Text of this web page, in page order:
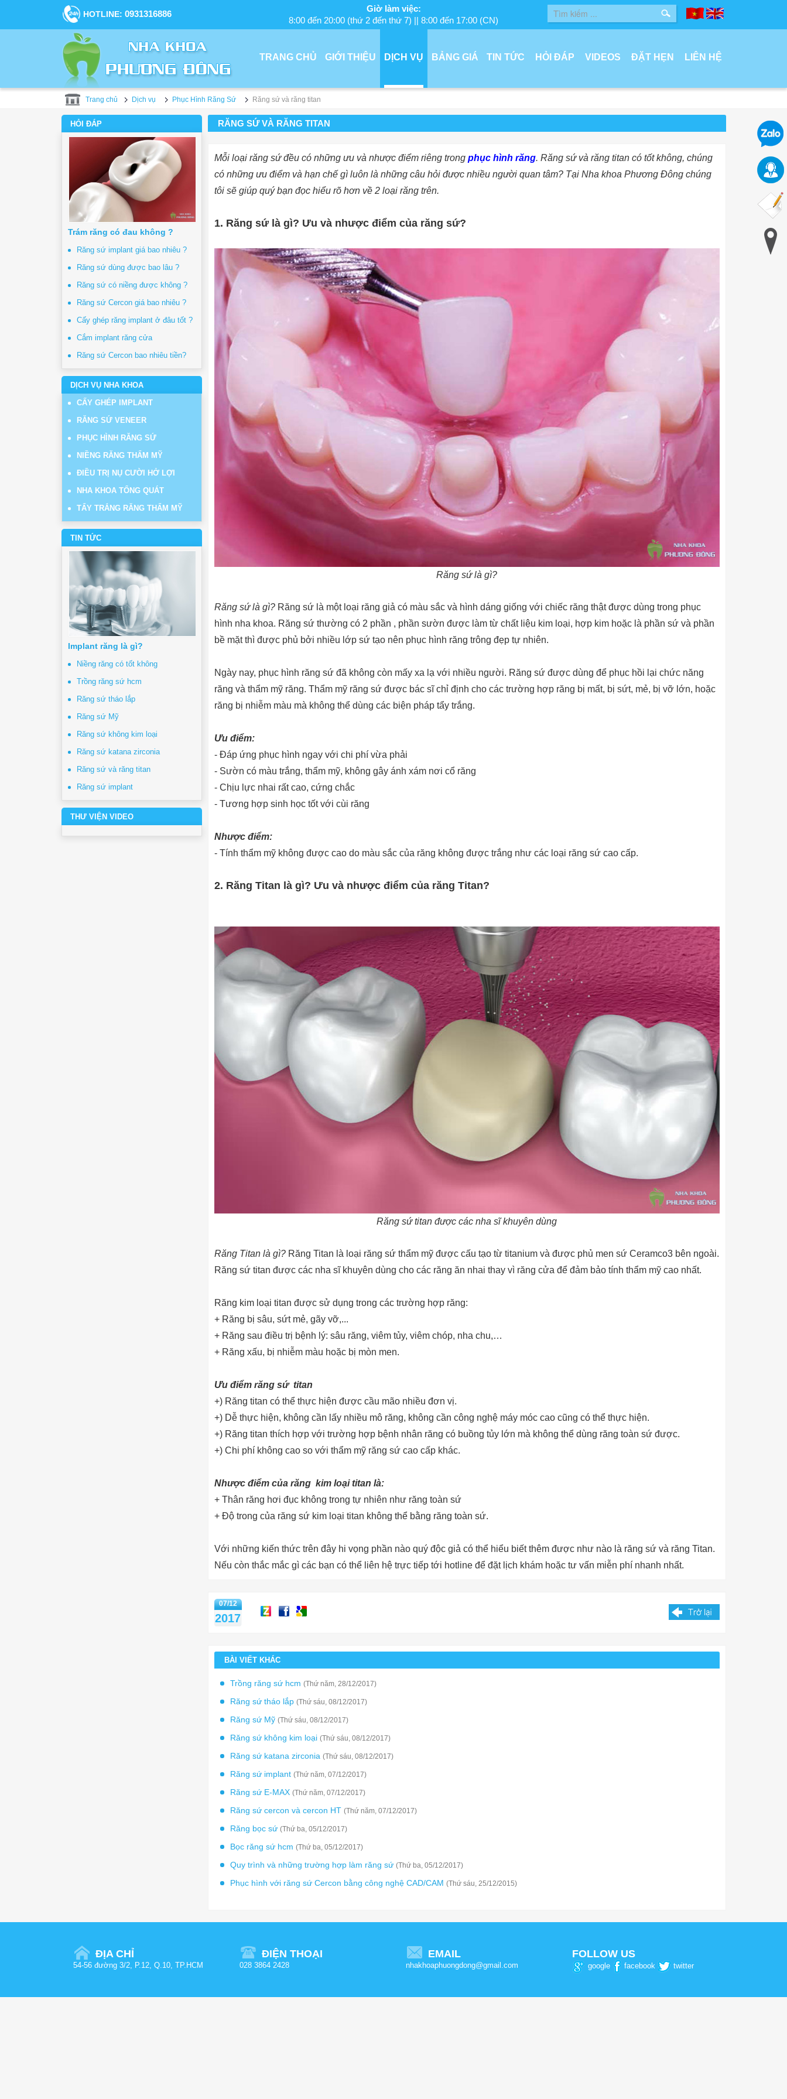
HOTLINE: 0931316886
Giờ làm việc:
8:00 đến 20:00 (thứ 2 đến thứ 7) || 8:00 đến 17:00 (CN)
TRANG CHỦ GIỚI THIỆU DỊCH VỤ BẢNG GIÁ TIN TỨC HỎI ĐÁP VIDEOS ĐẶT HẸN LIÊN HỆ
Trang chủ Dịch vụ Phục Hình Răng Sứ Răng sứ và răng titan
HỎI ĐÁP
Trám răng có đau không ?
Răng sứ implant giá bao nhiêu ?
Răng sứ dùng được bao lâu ?
Răng sứ có niềng được không ?
Răng sứ Cercon giá bao nhiêu ?
Cấy ghép răng implant ở đâu tốt ?
Cắm implant răng cửa
Răng sứ Cercon bao nhiêu tiền?
DỊCH VỤ NHA KHOA
CẤY GHÉP IMPLANT
RĂNG SỨ VENEER
PHỤC HÌNH RĂNG SỨ
NIỀNG RĂNG THẨM MỸ
ĐIỀU TRỊ NỤ CƯỜI HỞ LỢI
NHA KHOA TỔNG QUÁT
TẨY TRẮNG RĂNG THẨM MỸ
TIN TỨC
Implant răng là gì?
Niềng răng có tốt không
Trồng răng sứ hcm
Răng sứ tháo lắp
Răng sứ Mỹ
Răng sứ không kim loại
Răng sứ katana zirconia
Răng sứ và răng titan
Răng sứ implant
THƯ VIỆN VIDEO
RĂNG SỨ VÀ RĂNG TITAN
Mỗi loại răng sứ đều có những ưu và nhược điểm riêng trong phục hình răng. Răng sứ và răng titan có tốt không, chúng
có những ưu điểm và hạn chế gì luôn là những câu hỏi được nhiều người quan tâm? Tại Nha khoa Phương Đông chúng
tôi sẽ giúp quý bạn đọc hiểu rõ hơn về 2 loại răng trên.
1. Răng sứ là gì? Ưu và nhược điểm của răng sứ?
Răng sứ là gì?
Răng sứ là gì?Răng sứ là một loại răng giả có màu sắc và hình dáng giống với chiếc răng thật được dùng trong phục
hình nha khoa. Răng sứ thường có 2 phần , phần sườn được làm từ chất liệu kim loại, hợp kim hoặc là phần sứ và phần
bề mặt thì được phủ bởi nhiều lớp sứ tạo nên phục hình răng trông đẹp tự nhiên.
Ngày nay, phục hình răng sứ đã không còn mấy xa lạ với nhiều người. Răng sứ được dùng để phục hồi lại chức năng
răng và thẩm mỹ răng. Thẩm mỹ răng sứ được bác sĩ chỉ định cho các trường hợp răng bị mất, bị sứt, mẻ, bị vỡ lớn, hoặc
răng bị nhiễm màu mà không thể dùng các biện pháp tẩy trắng.
Ưu điểm:
- Đáp ứng phục hình ngay với chi phí vừa phải
- Sườn có màu trắng, thẩm mỹ, không gây ánh xám nơi cổ răng
- Chịu lực nhai rất cao, cứng chắc
- Tương hợp sinh học tốt với cùi răng
Nhược điểm:
- Tính thẩm mỹ không được cao do màu sắc của răng không được trắng như các loại răng sứ cao cấp.
2. Răng Titan là gì? Ưu và nhược điểm của răng Titan?
Răng sứ titan được các nha sĩ khuyên dùng
Răng Titan là gì?Răng Titan là loại răng sứ thẩm mỹ được cấu tạo từ titanium và được phủ men sứ Ceramco3 bên ngoài.
Răng sứ titan được các nha sĩ khuyên dùng cho các răng ăn nhai thay vì răng cửa để đảm bảo tính thẩm mỹ cao nhất.
Răng kim loại titan được sử dụng trong các trường hợp răng:
+ Răng bị sâu, sứt mẻ, gãy vỡ,...
+ Răng sau điều trị bệnh lý: sâu răng, viêm tủy, viêm chóp, nha chu,…
+ Răng xấu, bị nhiễm màu hoặc bị mòn men.
Ưu điểm răng sứ titan
+) Răng titan có thể thực hiện được cầu mão nhiều đơn vị.
+) Dễ thực hiện, không cần lấy nhiều mô răng, không cần công nghệ máy móc cao cũng có thể thực hiện.
+) Răng titan thích hợp với trường hợp bệnh nhân răng có buồng tủy lớn mà không thể dùng răng toàn sứ được.
+) Chi phí không cao so với thẩm mỹ răng sứ cao cấp khác.
Nhược điểm của răng kim loại titan là:
+ Thân răng hơi đục không trong tự nhiên như răng toàn sứ
+ Độ trong của răng sứ kim loại titan không thể bằng răng toàn sứ.
Với những kiến thức trên đây hi vọng phần nào quý độc giả có thể hiểu biết thêm được như nào là răng sứ và răng Titan.
Nếu còn thắc mắc gì các bạn có thể liên hệ trực tiếp tới hotline để đặt lịch khám hoặc tư vấn miễn phí nhanh nhất.
07/12
2017
BÀI VIẾT KHÁC
Trồng răng sứ hcm (Thứ năm, 28/12/2017)
Răng sứ tháo lắp (Thứ sáu, 08/12/2017)
Răng sứ Mỹ (Thứ sáu, 08/12/2017)
Răng sứ không kim loại (Thứ sáu, 08/12/2017)
Răng sứ katana zirconia (Thứ sáu, 08/12/2017)
Răng sứ implant (Thứ năm, 07/12/2017)
Răng sứ E-MAX (Thứ năm, 07/12/2017)
Răng sứ cercon và cercon HT (Thứ năm, 07/12/2017)
Răng bọc sứ (Thứ ba, 05/12/2017)
Bọc răng sứ hcm (Thứ ba, 05/12/2017)
Quy trình và những trường hợp làm răng sứ (Thứ ba, 05/12/2017)
Phục hình với răng sứ Cercon bằng công nghệ CAD/CAM (Thứ sáu, 25/12/2015)
ĐỊA CHỈ
54-56 đường 3/2, P.12, Q.10, TP.HCM
ĐIỆN THOẠI
028 3864 2428
EMAIL
nhakhoaphuongdong@gmail.com
FOLLOW US
google facebook twitter